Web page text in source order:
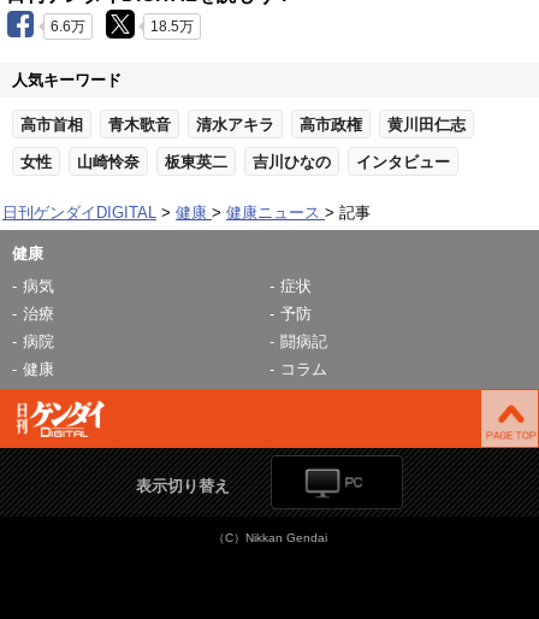
6.6万 18.5万
人気キーワード
高市首相 青木歌音 清水アキラ 高市政権 黄川田仁志
女性 山崎怜奈 板東英二 吉川ひなの インタビュー
日刊ゲンダイDIGITAL 健康 健康ニュース 記事
健康
病気
症状
治療
予防
病院
闘病記
健康
コラム
表示切り替え
（C）Nikkan Gendai